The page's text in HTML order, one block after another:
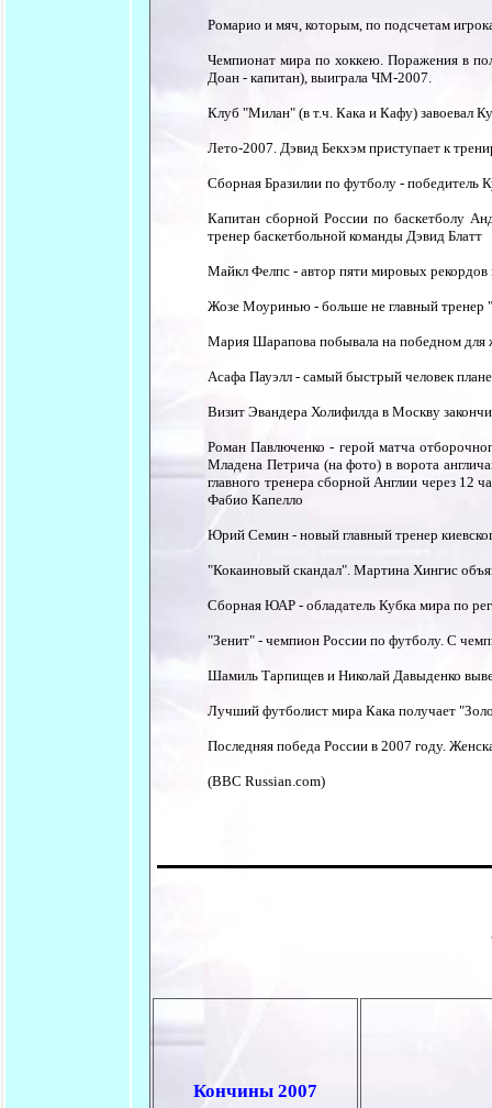
Ромарио и мяч, которым, по подсчетам
Чемпионат мира по хоккею. Поражения в
Доан - капитан), выиграла ЧМ-2007.
Клуб "Милан" (в т.ч. Кака и Кафу) завоевал
Лето-2007. Дэвид Бекхэм приступает к
Сборная Бразилии по футболу -
Капитан сборной России по баскетболу
тренер баскетбольной команды Дэвид Блатт
Майкл Фелпс - автор пяти мировых
Жозе Моуринью - больше не главный тренер
Мария Шарапова побывала на победном для
Асафа Пауэлл - самый быстрый человек
Визит Эвандера Холифилда в Москву
Роман Павлюченко - герой матча
Младена Петрича (на фото) в ворота
главного тренера сборной Англии через 12
Фабио Капелло
Юрий Семин - новый главный тренер
"Кокаиновый скандал". Мартина Хингис
Сборная ЮАР - обладатель Кубка мира по
"Зенит" - чемпион России по футболу. С
Шамиль Тарпищев и Николай Давыденко
Лучший футболист мира Кака получает
Последняя победа России в 2007 году.
(BBC Russian.com)
Кончины 2007